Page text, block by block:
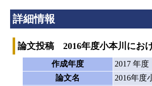
詳細情報
論文投稿 2016年度小本川にお
作成年度
2017 年度
論文名
2016年度